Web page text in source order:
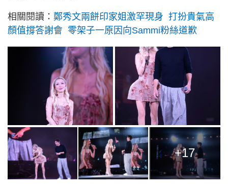
相關閱讀： 鄭秀文兩餅印家姐激罕現身 打扮貴氣高
顏值撐答謝會 零架子一原因向Sammi粉絲道歉
+17